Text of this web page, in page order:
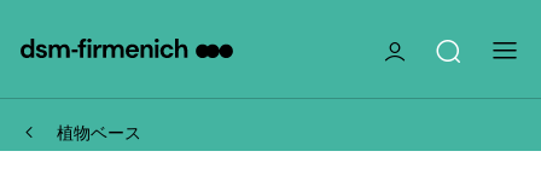
植物ベース